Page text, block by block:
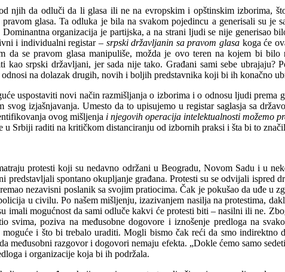
njih da odluči da li glasa ili ne na evropskim i opštinskim izborima,
glasa. Ta odluka je bila na svakom pojedincu a generisali su
organizacija je partijska, a na strani ljudi se nije generisao
i individualni registar – srpski državljanin sa pravom glasa koga će
da se pravom glasa manipuliše, možda je ovo teren na kojem bi
kao srpski državljani, jer sada nije tako. Građani sami sebe
na dolazak drugih, novih i boljih predstavnika koji bi ih konačno
uspostaviti novi način razmišljanja o izborima i o odnosu ljudi prema
izjašnjavanja. Umesto da to upisujemo u registar saglasja sa
ovog mišljenja i njegovih operacija intelektualnosti možemo
u Srbiji raditi na kritičkom distanciranju od izbornih praksi i šta bi to
protesti koji su nedavno održani u Beogradu, Novom Sadu i u
spontano okupljanje građana. Protesti su se odvijali ispred
nezavisni poslanik sa svojim pratiocima. Čak je pokušao da uđe
u civilu. Po našem mišljenju, izazivanjem nasilja na protestima,
imali mogućnost da sami odluče kakvi će protesti biti – nasilni ili ne.
svima, poziva na međusobne dogovore i iznošenje predloga na
i što bi trebalo uraditi. Mogli bismo čak reći da smo indirektno
međusobni razgovor i dogovori nemaju efekta. „Dokle ćemo samo
i organizacije koja bi ih podržala.